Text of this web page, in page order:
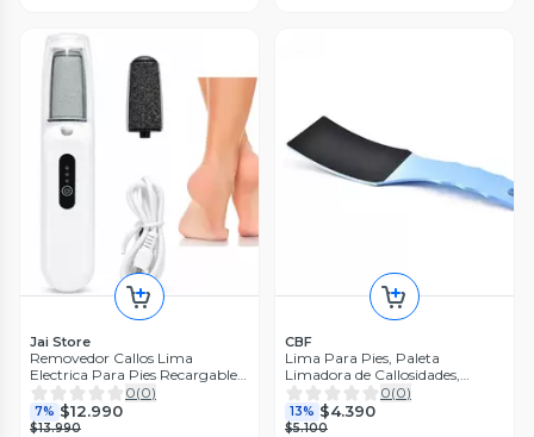
Jai Store
Removedor Callos Lima
Electrica Para Pies Recargable 2
En 1
0(0)
7% $12.990
$13.990
CBF
Lima Para Pies, Paleta
Limadora de Callosidades,
Removedor Callos
0(0)
13% $4.390
$5.100